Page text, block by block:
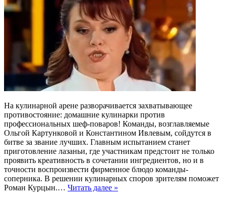
На кулинарной арене разворачивается захватывающее
противостояние: домашние кулинарки против
профессиональных шеф-поваров! Команды, возглавляемые
Ольгой Картунковой и Константином Ивлевым, сойдутся в
битве за звание лучших. Главным испытанием станет
приготовление лазаньи, где участникам предстоит не только
проявить креативность в сочетании ингредиентов, но и в
точности воспроизвести фирменное блюдо команды-
соперника. В решении кулинарных споров зрителям поможет
Роман Курцын.… Читать далее »